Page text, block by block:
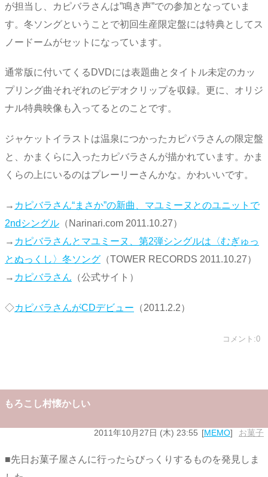
が担当し、カピバラさんは”鳴き声”での参加となっていま
す。冬ソングということで初回生産限定盤には特典としてス
ノードームがセットになっています。
通常版に付いてくるDVDには表題曲とタイトル未定のカッ
プリング曲それぞれのビデオクリップを収録。更に、オリジ
ナル特典映像も入ってるとのことです。
ジャケットイラストは温泉につかったカピバラさんの限定盤
と、かまくらに入ったカピバラさんが描かれています。かま
くらの上にいるのはプレーリーさんかな。かわいいです。
→ カピバラさん“まさか”の新曲、マユミーヌとのユニットで
2ndシングル （Narinari.com 2011.10.27）
→ カピバラさんとマユミーヌ、第2弾シングルは〈むぎゅっ
とぬっくし〉冬ソング （TOWER RECORDS 2011.10.27）
→ カピバラさん （公式サイト）
◇カピバラさんがCDデビュー （2011.2.2）
コメント:0
もろこし村懐かしい
2011年10月27日 (木) 23:55 MEMO お菓子
■先日お菓子屋さんに行ったらびっくりするものを発見しま